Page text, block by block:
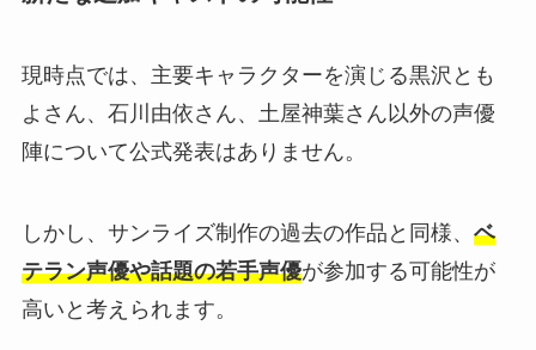
現時点では、主要キャラクターを演じる黒沢とも
よさん、石川由依さん、土屋神葉さん以外の声優
陣について公式発表はありません。
しかし、サンライズ制作の過去の作品と同様、 ベ
テラン声優や話題の若手声優が参加する可能性が
高いと考えられます。